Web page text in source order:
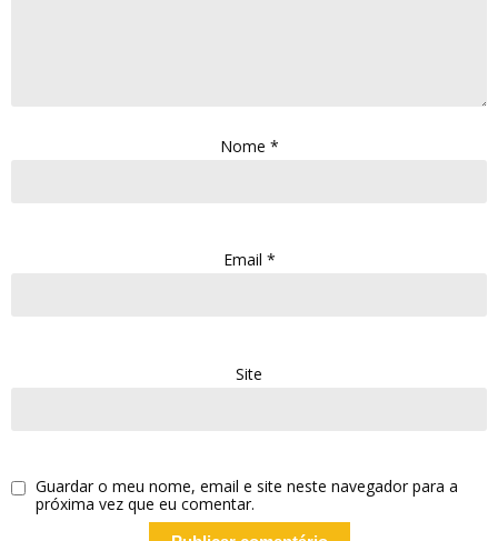
Nome *
Email *
Site
Guardar o meu nome, email e site neste navegador para a
próxima vez que eu comentar.